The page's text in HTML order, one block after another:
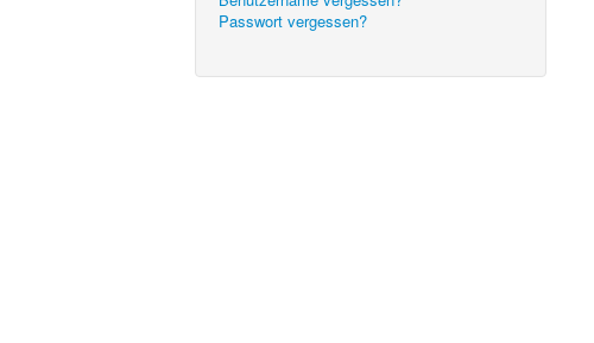
Passwort vergessen?